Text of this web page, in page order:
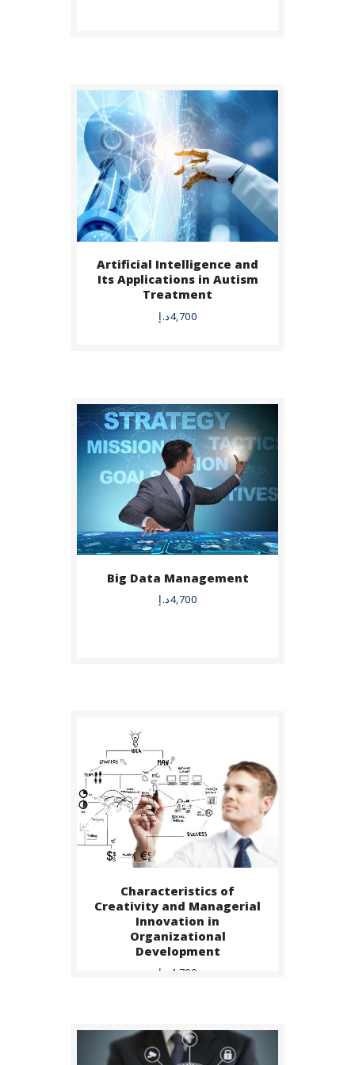
Artificial Intelligence and
Its Applications in Autism
Treatment
4,700د.إ
BUY NOW
DETAILS
Big Data Management
4,700د.إ
BUY NOW
Characteristics of
Creativity and Managerial
Innovation in
Organizational
Development
4,700 د.إ
BUY NOW
DETAILS